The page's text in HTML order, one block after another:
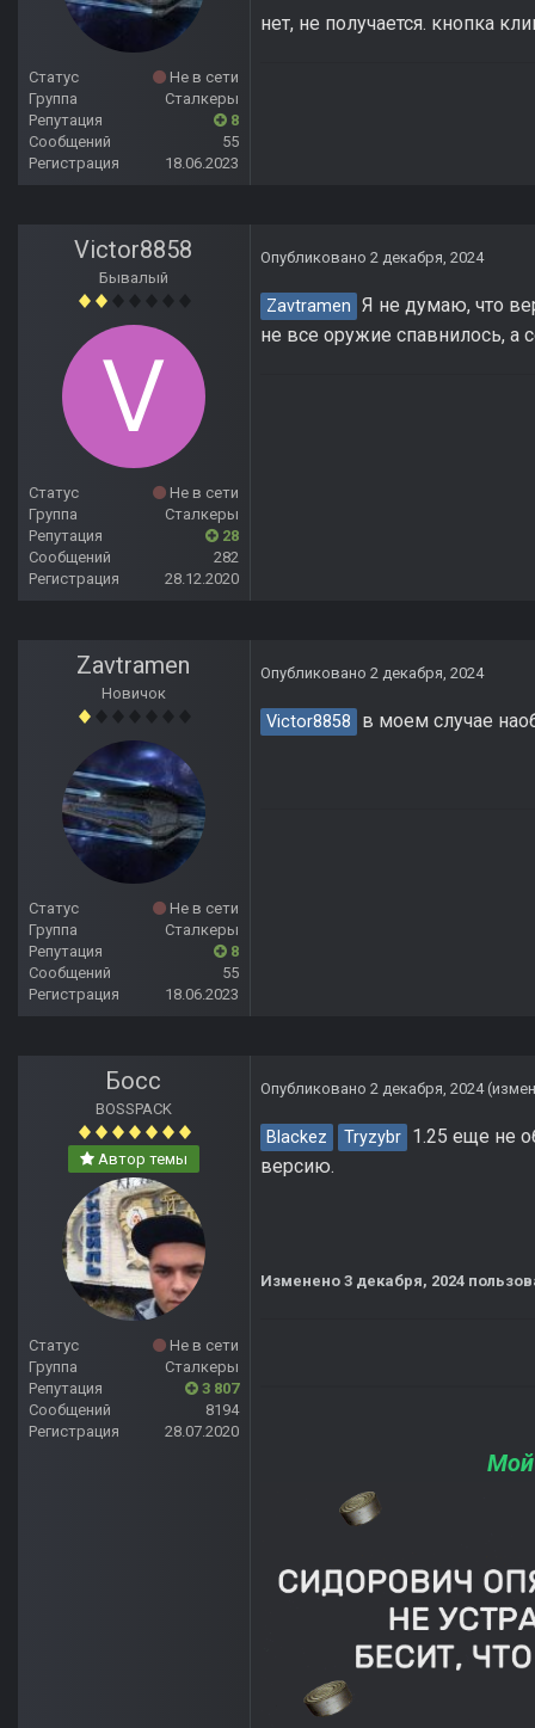
Статус
Не в сети
Группа
Сталкеры
Репутация
8
Сообщений
55
Регистрация
18.06.2023
нет, не получается. кнопка
Victor8858
Бывалый
Статус
Не в сети
Группа
Сталкеры
Репутация
28
Сообщений
282
Регистрация
28.12.2020
Опубликовано 2 декабря, 2024
Zavtramen Я не думаю, что
не все оружие спавнилось, а
Zavtramen
Новичок
Статус
Не в сети
Группа
Сталкеры
Репутация
8
Сообщений
55
Регистрация
18.06.2023
Опубликовано 2 декабря, 2024
Victor8858 в моем случае
Босс
BOSSPACK
Автор темы
Статус
Не в сети
Группа
Сталкеры
Репутация
3 807
Сообщений
8194
Регистрация
28.07.2020
Опубликовано 2 декабря, 2024
Blackez Tryzybr 1.25 еще не
версию.
Изменено 3 декабря, 2024